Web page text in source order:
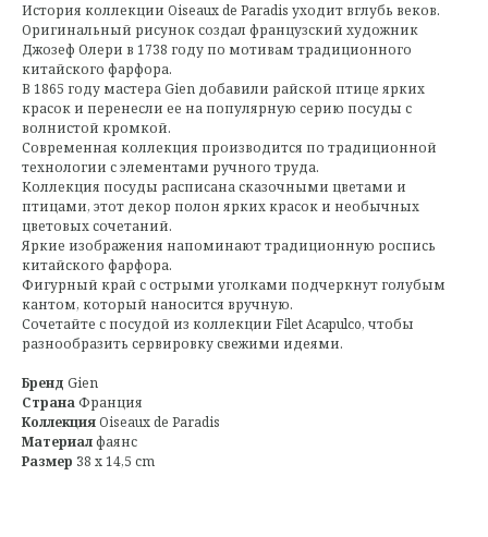
История коллекции Oiseaux de Paradis уходит вглубь веков.
Оригинальный рисунок создал французский художник
Джозеф Олери в 1738 году по мотивам традиционного
китайского фарфора.
В 1865 году мастера Gien добавили райской птице ярких
красок и перенесли ее на популярную серию посуды с
волнистой кромкой.
Современная коллекция производится по традиционной
технологии с элементами ручного труда.
Коллекция посуды расписана сказочными цветами и
птицами, этот декор полон ярких красок и необычных
цветовых сочетаний.
Яркие изображения напоминают традиционную роспись
китайского фарфора.
Фигурный край с острыми уголками подчеркнут голубым
кантом, который наносится вручную.
Сочетайте с посудой из коллекции Filet Acapulco, чтобы
разнообразить сервировку свежими идеями.
Бренд Gien
СтранаФранция
КоллекцияOiseaux de Paradis
Материалфаянс
Размер 38 x 14,5 cm